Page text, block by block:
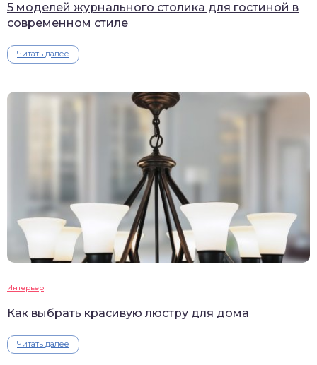
5 моделей журнального столика для гостиной в
современном стиле
Читать далее
Интерьер
Как выбрать красивую люстру для дома
Читать далее